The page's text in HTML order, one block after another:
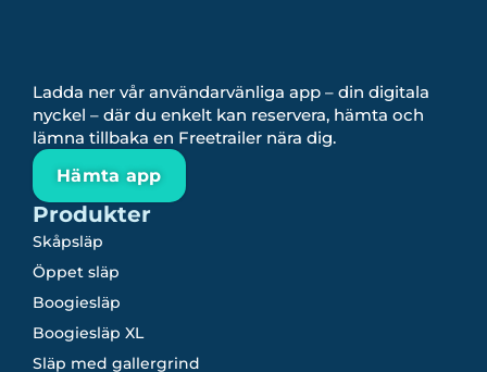
Ladda ner vår användarvänliga app – din digitala
nyckel – där du enkelt kan reservera, hämta och
lämna tillbaka en Freetrailer nära dig.
Hämta app
Produkter
Skåpsläp
Öppet släp
Boogiesläp
Boogiesläp XL
Släp med gallergrind